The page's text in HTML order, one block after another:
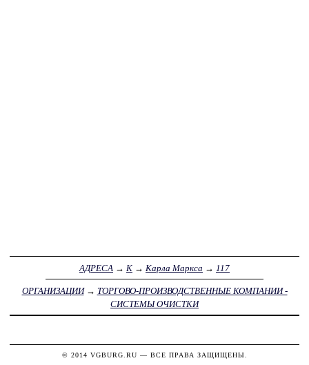
АДРЕСА → К → Карла Маркса → 117
ОРГАНИЗАЦИИ→ ТОРГОВО-ПРОИЗВОДСТВЕННЫЕ КОМПАНИИ -
СИСТЕМЫ ОЧИСТКИ
© 2014 VGBURG.RU — ВСЕ ПРАВА ЗАЩИЩЕНЫ.